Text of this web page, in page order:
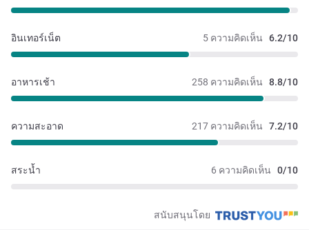
5 ความคิดเห็น 6.2/10
อินเทอร์เน็ต
258 ความคิดเห็น 8.8/10
อาหารเช้า
217 ความคิดเห็น 7.2/10
ความสะอาด
6 ความคิดเห็น 0/10
สระน้ำ
สนับสนุนโดย